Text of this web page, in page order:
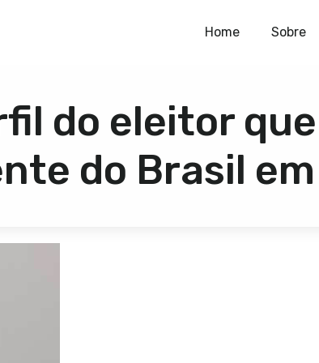
Home Sobre
do eleitor
do Brasil
Notícias
Publicações